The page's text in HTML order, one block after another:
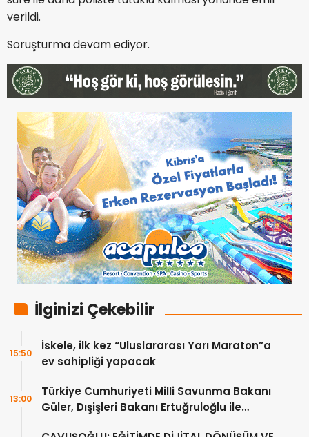
verildi.
Soruşturma devam ediyor.
İlginizi Çekebilir
İskele, ilk kez “Uluslararası Yarı Maraton”a
ev sahipliği yapacak
15:50
Türkiye Cumhuriyeti Milli Savunma Bakanı
Güler, Dışişleri Bakanı Ertuğruloğlu ile
13:00